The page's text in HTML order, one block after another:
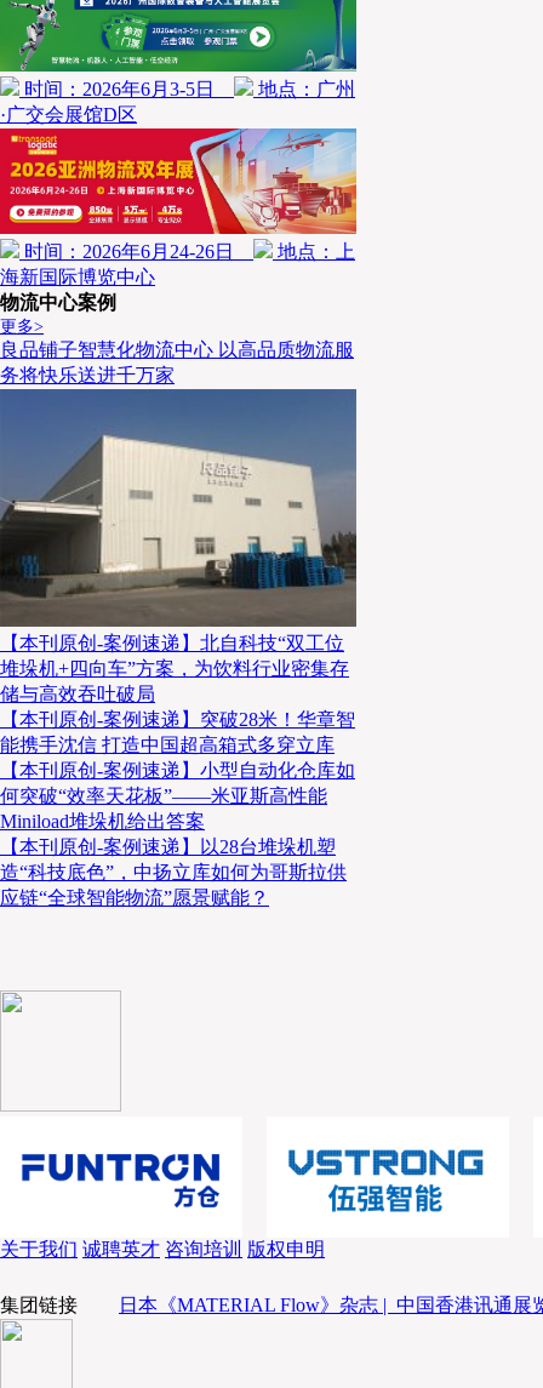
时间：2026年6月3-5日
地点：广州
·广交会展馆D区
时间：2026年6月24-26日
地点：上
海新国际博览中心
物流中心案例
更多>
良品铺子智慧化物流中心 以高品质物流服
务将快乐送进千万家
【本刊原创-案例速递】北自科技“双工位
堆垛机+四向车”方案，为饮料行业密集存
储与高效吞吐破局
【本刊原创-案例速递】突破28米！华章智
能携手沈信 打造中国超高箱式多穿立库
【本刊原创-案例速递】小型自动化仓库如
何突破“效率天花板”——米亚斯高性能
Miniload堆垛机给出答案
【本刊原创-案例速递】以28台堆垛机塑
造“科技底色”，中扬立库如何为哥斯拉供
应链“全球智能物流”愿景赋能？
关于我们 诚聘英才 咨询培训 版权申明
集团链接 日本《MATERIAL Flow》杂志 | 中国香港讯通展